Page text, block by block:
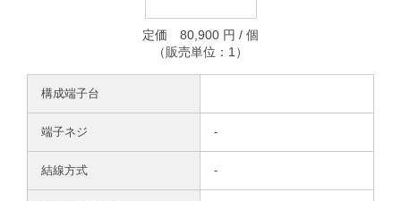
定価 80,900 円 / 個
（販売単位：1）
構成端子台
端子ネジ -
結線方式 -